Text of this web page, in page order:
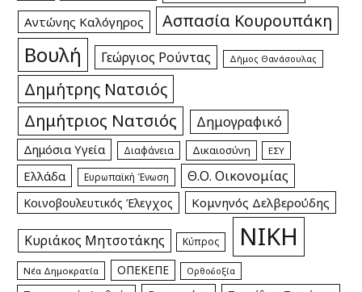
Αντώνης Καλόγηρος Ασπασία Κουρουπάκη
Βουλή Γεώργιος Ρούντας Δήμος Θανάσουλας
Δημήτρης Νατσιός
Δημήτριος Νατσιός
Δημογραφικό
Δημόσια Υγεία Διαφάνεια Δικαιοσύνη ΕΣΥ
Ελλάδα Ευρωπαϊκή Ένωση Θ.Ο. Οικονομίας
Κοινοβουλευτικός Έλεγχος Κομνηνός Δελβερούδης
Κυριάκος Μητσοτάκης Κύπρος ΝΙΚΗ
Νέα Δημοκρατία ΟΠΕΚΕΠΕ Ορθοδοξία